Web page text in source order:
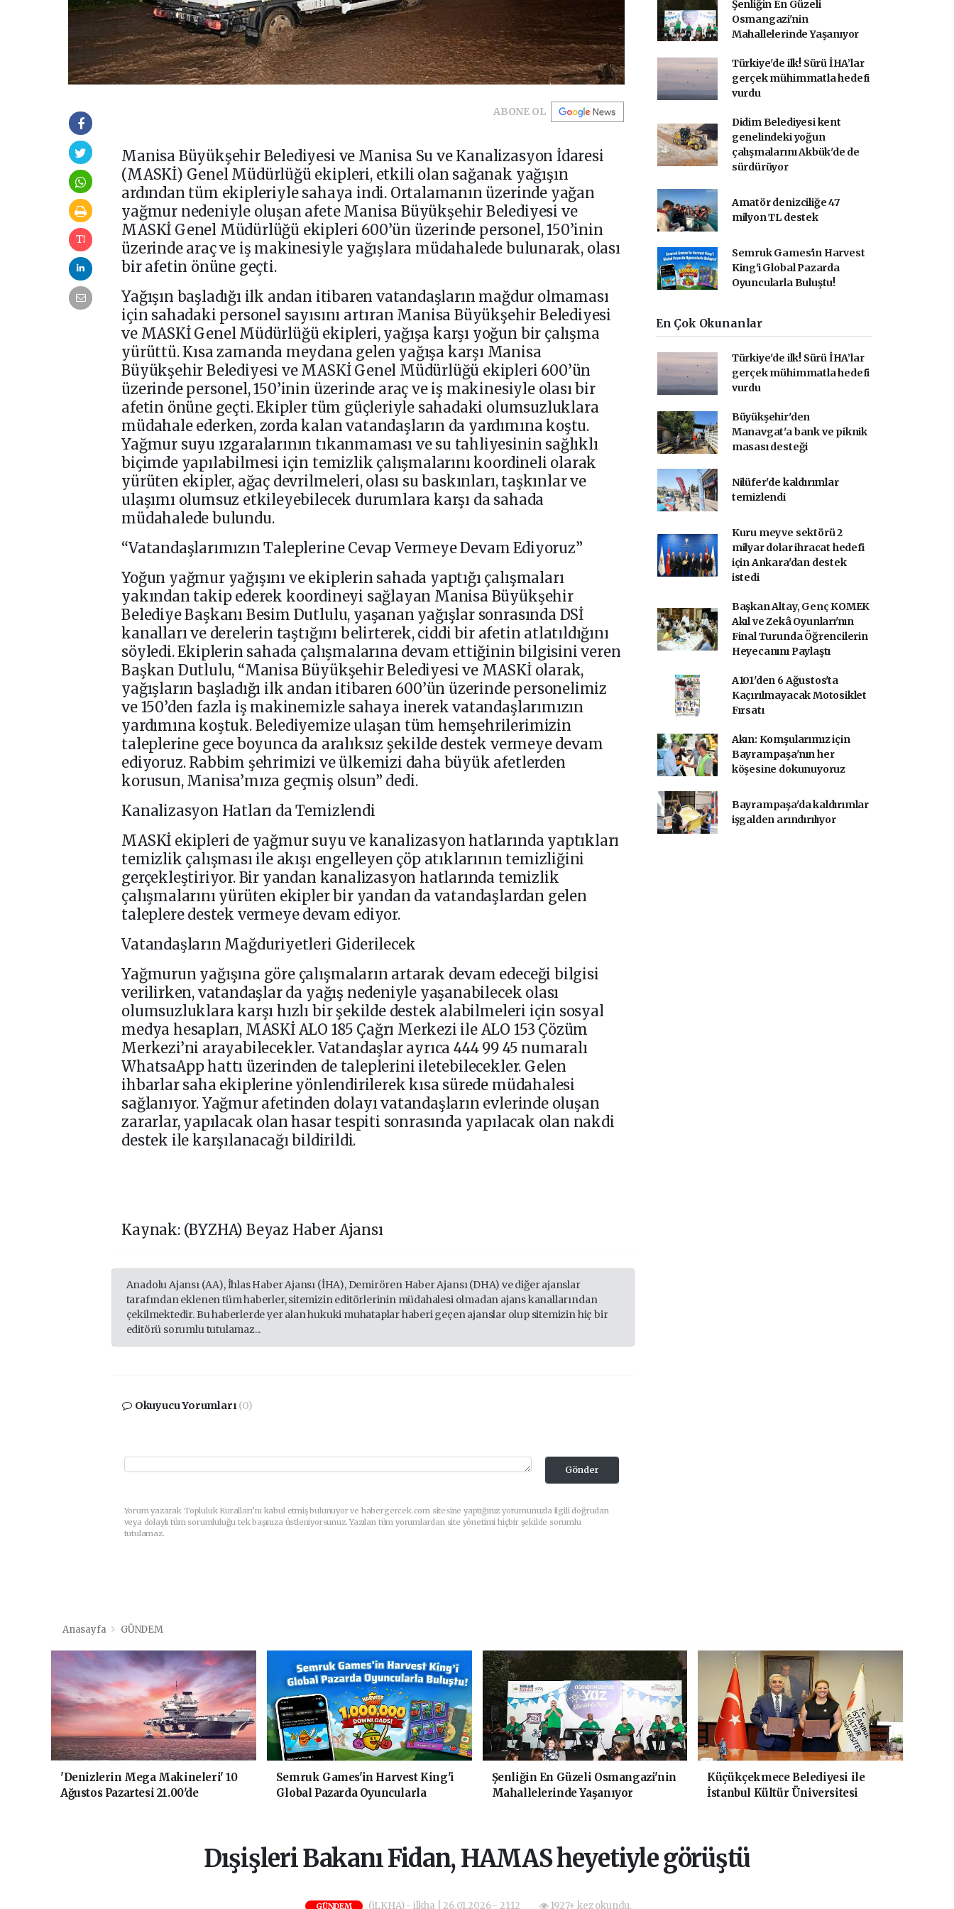
ABONE OL
Manisa Büyükşehir Belediyesi ve Manisa Su ve Kanalizasyon İdaresi
(MASKİ) Genel Müdürlüğü ekipleri, etkili olan sağanak yağışın
ardından tüm ekipleriyle sahaya indi. Ortalamanın üzerinde yağan
yağmur nedeniyle oluşan afete Manisa Büyükşehir Belediyesi ve
MASKİ Genel Müdürlüğü ekipleri 600’ün üzerinde personel, 150’inin
üzerinde araç ve iş makinesiyle yağışlara müdahalede bulunarak, olası
bir afetin önüne geçti.
Yağışın başladığı ilk andan itibaren vatandaşların mağdur olmaması
için sahadaki personel sayısını artıran Manisa Büyükşehir Belediyesi
ve MASKİ Genel Müdürlüğü ekipleri, yağışa karşı yoğun bir çalışma
yürüttü. Kısa zamanda meydana gelen yağışa karşı Manisa
Büyükşehir Belediyesi ve MASKİ Genel Müdürlüğü ekipleri 600’ün
üzerinde personel, 150’inin üzerinde araç ve iş makinesiyle olası bir
afetin önüne geçti. Ekipler tüm güçleriyle sahadaki olumsuzluklara
müdahale ederken, zorda kalan vatandaşların da yardımına koştu.
Yağmur suyu ızgaralarının tıkanmaması ve su tahliyesinin sağlıklı
biçimde yapılabilmesi için temizlik çalışmalarını koordineli olarak
yürüten ekipler, ağaç devrilmeleri, olası su baskınları, taşkınlar ve
ulaşımı olumsuz etkileyebilecek durumlara karşı da sahada
müdahalede bulundu.
“Vatandaşlarımızın Taleplerine Cevap Vermeye Devam Ediyoruz”
Yoğun yağmur yağışını ve ekiplerin sahada yaptığı çalışmaları
yakından takip ederek koordineyi sağlayan Manisa Büyükşehir
Belediye Başkanı Besim Dutlulu, yaşanan yağışlar sonrasında DSİ
kanalları ve derelerin taştığını belirterek, ciddi bir afetin atlatıldığını
söyledi. Ekiplerin sahada çalışmalarına devam ettiğinin bilgisini veren
Başkan Dutlulu, “Manisa Büyükşehir Belediyesi ve MASKİ olarak,
yağışların başladığı ilk andan itibaren 600’ün üzerinde personelimiz
ve 150’den fazla iş makinemizle sahaya inerek vatandaşlarımızın
yardımına koştuk. Belediyemize ulaşan tüm hemşehrilerimizin
taleplerine gece boyunca da aralıksız şekilde destek vermeye devam
ediyoruz. Rabbim şehrimizi ve ülkemizi daha büyük afetlerden
korusun, Manisa’mıza geçmiş olsun” dedi.
Kanalizasyon Hatları da Temizlendi
MASKİ ekipleri de yağmur suyu ve kanalizasyon hatlarında yaptıkları
temizlik çalışması ile akışı engelleyen çöp atıklarının temizliğini
gerçekleştiriyor. Bir yandan kanalizasyon hatlarında temizlik
çalışmalarını yürüten ekipler bir yandan da vatandaşlardan gelen
taleplere destek vermeye devam ediyor.
Vatandaşların Mağduriyetleri Giderilecek
Yağmurun yağışına göre çalışmaların artarak devam edeceği bilgisi
verilirken, vatandaşlar da yağış nedeniyle yaşanabilecek olası
olumsuzluklara karşı hızlı bir şekilde destek alabilmeleri için sosyal
medya hesapları, MASKİ ALO 185 Çağrı Merkezi ile ALO 153 Çözüm
Merkezi’ni arayabilecekler. Vatandaşlar ayrıca 444 99 45 numaralı
WhatsaApp hattı üzerinden de taleplerini iletebilecekler. Gelen
ihbarlar saha ekiplerine yönlendirilerek kısa sürede müdahalesi
sağlanıyor. Yağmur afetinden dolayı vatandaşların evlerinde oluşan
zararlar, yapılacak olan hasar tespiti sonrasında yapılacak olan nakdi
destek ile karşılanacağı bildirildi.
Kaynak: (BYZHA) Beyaz Haber Ajansı
Anadolu Ajansı (AA), İhlas Haber Ajansı (İHA), Demirören Haber Ajansı (DHA) ve diğer ajanslar
tarafından eklenen tüm haberler, sitemizin editörlerinin müdahalesi olmadan ajans kanallarından
çekilmektedir. Bu haberlerde yer alan hukuki muhataplar haberi geçen ajanslar olup sitemizin hiç bir
editörü sorumlu tutulamaz...
Okuyucu Yorumları(0)
Gönder
Yorum yazarak Topluluk Kuralları’nı kabul etmiş bulunuyor ve habergercek.com sitesine yaptığınız yorumunuzla ilgili doğrudan
veya dolaylı tüm sorumluluğu tek başınıza üstleniyorsunuz. Yazılan tüm yorumlardan site yönetimi hiçbir şekilde sorumlu
tutulamaz.
Şenliğin En Güzeli
Osmangazi'nin
Mahallelerinde Yaşanıyor
Türkiye'de ilk! Sürü İHA’lar
gerçek mühimmatla hedefi
vurdu
Didim Belediyesi kent
genelindeki yoğun
çalışmalarını Akbük'de de
sürdürüyor
Amatör denizciliğe 47
milyon TL destek
Semruk Games'in Harvest
King'i Global Pazarda
Oyuncularla Buluştu!
En Çok Okunanlar
Türkiye'de ilk! Sürü İHA’lar
gerçek mühimmatla hedefi
vurdu
Büyükşehir'den
Manavgat'a bank ve piknik
masası desteği
Nilüfer'de kaldırımlar
temizlendi
Kuru meyve sektörü 2
milyar dolar ihracat hedefi
için Ankara'dan destek
istedi
Başkan Altay, Genç KOMEK
Akıl ve Zekâ Oyunları'nın
Final Turunda Öğrencilerin
Heyecanını Paylaştı
A101'den 6 Ağustos'ta
Kaçırılmayacak Motosiklet
Fırsatı
Akın: Komşularımız için
Bayrampaşa'nın her
köşesine dokunuyoruz
Bayrampaşa'da kaldırımlar
işgalden arındırılıyor
Anasayfa GÜNDEM
'Denizlerin Mega Makineleri' 10
Ağustos Pazartesi 21.00'de
Semruk Games'in Harvest King'i
Global Pazarda Oyuncularla
Şenliğin En Güzeli Osmangazi'nin
Mahallelerinde Yaşanıyor
Küçükçekmece Belediyesi ile
İstanbul Kültür Üniversitesi
Dışişleri Bakanı Fidan, HAMAS heyetiyle görüştü
GÜNDEM (iLKHA) - ilkha | 26.01.2026 - 21:12 1927+ kez okundu.